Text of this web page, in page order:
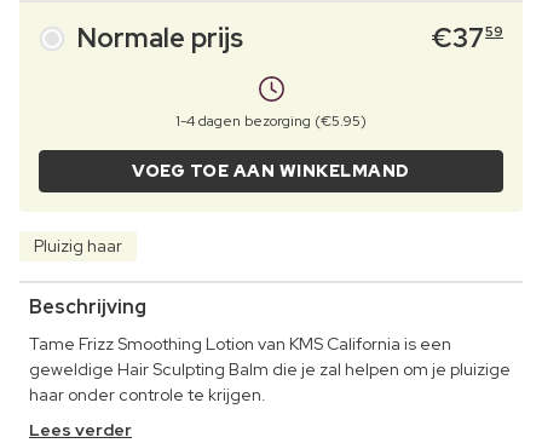
Normale prijs €3759
1-4 dagen bezorging (€5.95)
VOEG TOE AAN WINKELMAND
Pluizig haar
Beschrijving
Tame Frizz Smoothing Lotion van KMS California is een
geweldige Hair Sculpting Balm die je zal helpen om je pluizige
haar onder controle te krijgen.
Lees verder